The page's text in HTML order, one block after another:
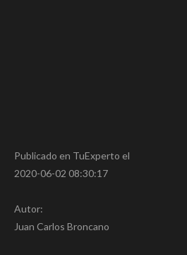
Publicado en TuExperto el
2020-06-02 08:30:17
Autor:
Juan Carlos Broncano